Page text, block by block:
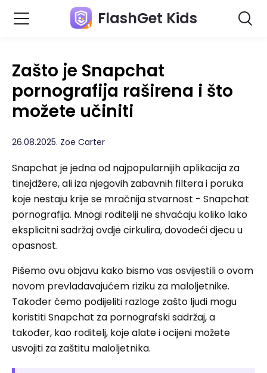
FlashGet Kids
Zašto je Snapchat
pornografija raširena i što
možete učiniti
26.08.2025. Zoe Carter
Snapchat je jedna od najpopularnijih aplikacija za
tinejdžere, ali iza njegovih zabavnih filtera i poruka
koje nestaju krije se mračnija stvarnost - Snapchat
pornografija. Mnogi roditelji ne shvaćaju koliko lako
eksplicitni sadržaj ovdje cirkulira, dovodeći djecu u
opasnost.
Pišemo ovu objavu kako bismo vas osvijestili o ovom
novom prevladavajućem riziku za maloljetnike.
Također ćemo podijeliti razloge zašto ljudi mogu
koristiti Snapchat za pornografski sadržaj, a
također, kao roditelj, koje alate i ocijeni možete
usvojiti za zaštitu maloljetnika.